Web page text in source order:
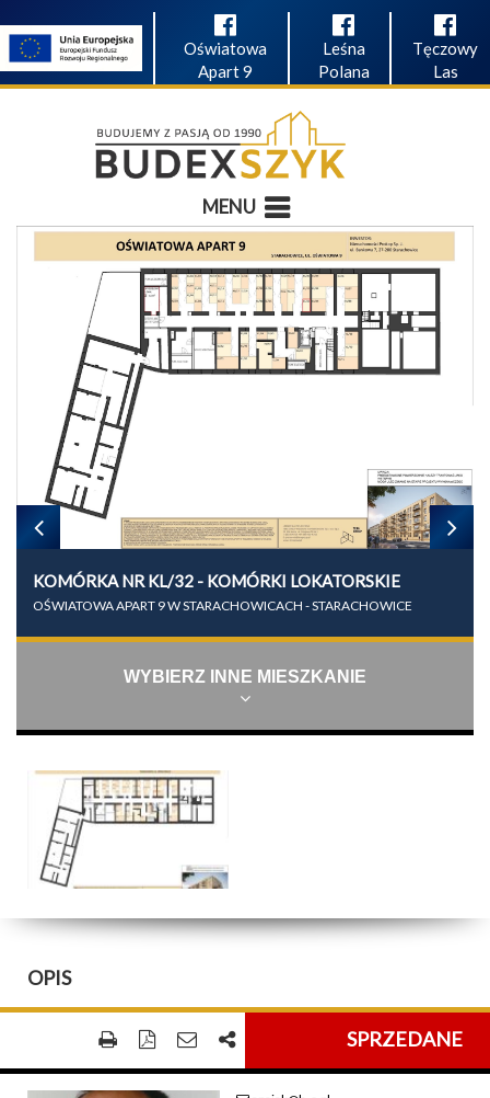
Oświatowa
Apart 9
Leśna
Polana
Tęczowy
Las
MENU
KOMÓRKA NR KL/32 - KOMÓRKI LOKATORSKIE
OŚWIATOWA APART 9 W STARACHOWICACH - STARACHOWICE
WYBIERZ INNE MIESZKANIE
OPIS
SPRZEDANE